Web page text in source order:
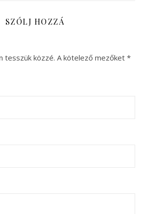
SZÓLJ HOZZÁ
tesszük közzé. A kötelező mezőket *